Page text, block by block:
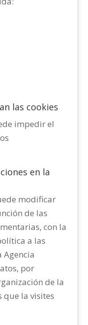
las cookies
impedir el
en la
modificar
de las
con la
a las
por
de la
que la visites